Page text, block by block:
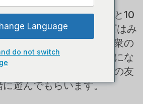
ーフェイスのデザインと10
MahaloU-Smileシリーズはみ
す。これらのウケは群衆の
楽しい会話のきっかけにな
リーフェイスはあなたの友
遊んでもらいます。
Language
do not switch